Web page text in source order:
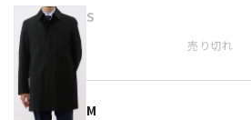
S
売り切れ
M